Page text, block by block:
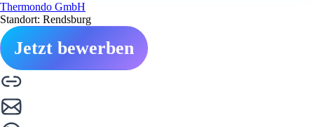
Thermondo GmbH
Standort: Rendsburg
Jetzt bewerben